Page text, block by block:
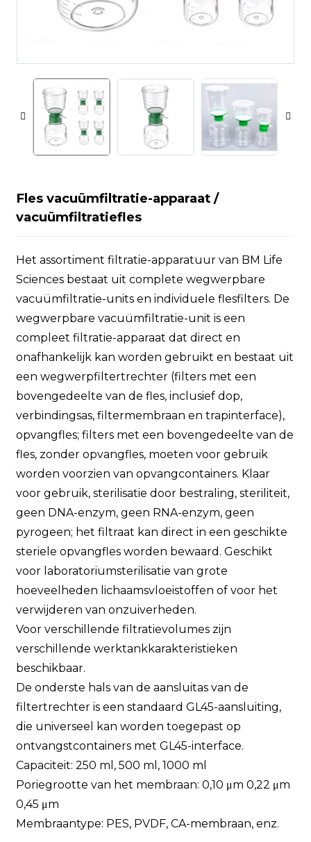
Fles vacuümfiltratie-apparaat /
vacuümfiltratiefles
Het assortiment filtratie-apparatuur van BM Life
Sciences bestaat uit complete wegwerpbare
vacuümfiltratie-units en individuele flesfilters. De
wegwerpbare vacuümfiltratie-unit is een
compleet filtratie-apparaat dat direct en
onafhankelijk kan worden gebruikt en bestaat uit
een wegwerpfiltertrechter (filters met een
bovengedeelte van de fles, inclusief dop,
verbindingsas, filtermembraan en trapinterface),
opvangfles; filters met een bovengedeelte van de
fles, zonder opvangfles, moeten voor gebruik
worden voorzien van opvangcontainers. Klaar
voor gebruik, sterilisatie door bestraling, steriliteit,
geen DNA-enzym, geen RNA-enzym, geen
pyrogeen; het filtraat kan direct in een geschikte
steriele opvangfles worden bewaard. Geschikt
voor laboratoriumsterilisatie van grote
hoeveelheden lichaamsvloeistoffen of voor het
verwijderen van onzuiverheden.
Voor verschillende filtratievolumes zijn
verschillende werktankkarakteristieken
beschikbaar.
De onderste hals van de aansluitas van de
filtertrechter is een standaard GL45-aansluiting,
die universeel kan worden toegepast op
ontvangstcontainers met GL45-interface.
Capaciteit: 250 ml, 500 ml, 1000 ml
Poriegrootte van het membraan: 0,10 μm 0,22 μm
0,45 μm
Membraantype: PES, PVDF, CA-membraan, enz.